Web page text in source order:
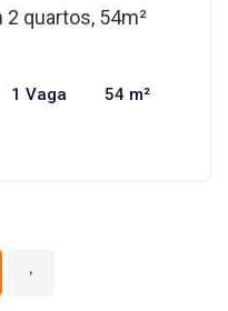
quartos, 54m²
1 Vaga 54 m²
›